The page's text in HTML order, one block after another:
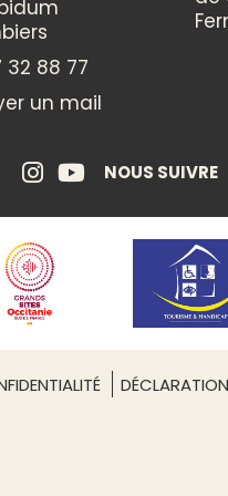
Non
88 77
un mail
NOUS SUIVRE